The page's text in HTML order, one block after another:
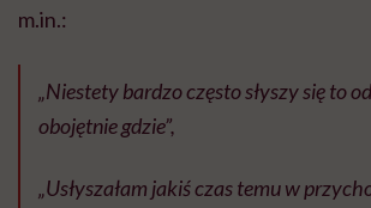
m.in.:
„Niestety bardzo często słyszy się to
obojętnie gdzie”,
„Usłyszałam jakiś czas temu w